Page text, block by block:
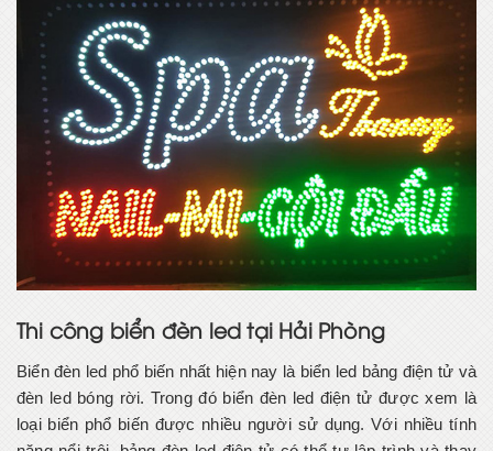
Thi công biển đèn led tại Hải Phòng
Biển đèn led phổ biến nhất hiện nay là biển led bảng điện tử và
đèn led bóng rời. Trong đó biển đèn led điện tử được xem là
loại biển phổ biến được nhiều người sử dụng. Với nhiều tính